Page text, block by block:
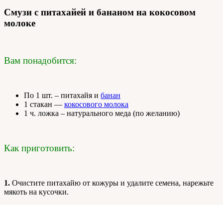
Смузи с питахайей и бананом на кокосовом
молоке
Вам понадобится:
По 1 шт. – питахайя и банан
1 стакан — кокосового молока
1 ч. ложка – натурального меда (по желанию)
Как приготовить:
1. Очистите питахайю от кожуры и удалите семена, нарежьте
мякоть на кусочки.